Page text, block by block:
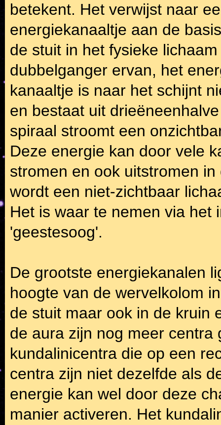
betekent. Het verwijst naar
energiekanaaltje aan de
de stuit in het fysieke
dubbelganger ervan, het
kanaaltje is naar het schijnt
en bestaat uit
spiraal stroomt een
Deze energie kan door vele
stromen en ook uitstromen
wordt een niet-zichtbaar
Het is waar te nemen via het
'geestesoog'.
De grootste energiekanalen
hoogte van de wervelkolom
de stuit maar ook in de kruin
de aura zijn nog meer
kundalinicentra die op een
centra zijn niet dezelfde als
energie kan wel door deze
manier activeren. Het